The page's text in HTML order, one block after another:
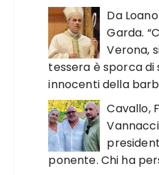
Da
Garda.
Verona,
tessera è sporca
innocenti della
Cavallo,
ponente. Chi ha